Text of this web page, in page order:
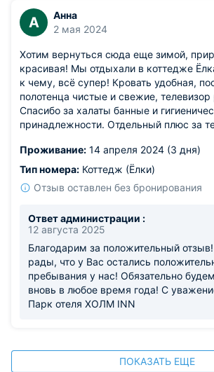
А
Анна
2 мая 2024
Хотим вернуться сюда еще зимой,
красивая! Мы отдыхали в коттедже
к чему, всё супер! Кровать удобная,
полотенца чистые и свежие, телевизор
Спасибо за халаты банные и
принадлежности. Отдельный плюс за
Проживание: 14 апреля 2024 (3 дня)
Тип номера: Коттедж (Ёлки)
Отзыв оставлен без бронирования
Ответ администрации :
12 августа 2025
Благодарим за положительный
рады, что у Вас остались
пребывания у нас! Обязательно
вновь в любое время года! С
Парк отеля ХОЛМ INN
ПОКАЗАТЬ ЕЩЕ